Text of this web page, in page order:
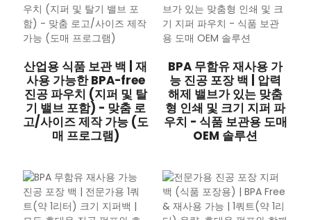
산업용 식품 보관 백 | 재
사용 가능한 BPA-free
진공 파우치 (지퍼 및 탈
기 밸브 포함) - 맞춤 로
고/사이즈 제작 가능 (도
매 프로그램)
BPA 무함유 재사용 가
능 진공 포장 백 | 압력
해제 밸브가 있는 맞춤
형 인쇄 및 크기 지퍼 파
우치 - 식품 보관용 도매
OEM 솔루션